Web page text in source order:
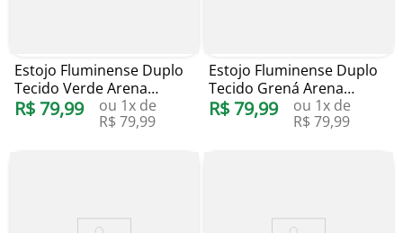
Estojo Fluminense Duplo
Tecido Verde Arena
Couros
R$ 79,99 ou 1x de
R$ 79,99
Estojo Fluminense Duplo
Tecido Grená Arena
Couros
R$ 79,99 ou 1x de
R$ 79,99